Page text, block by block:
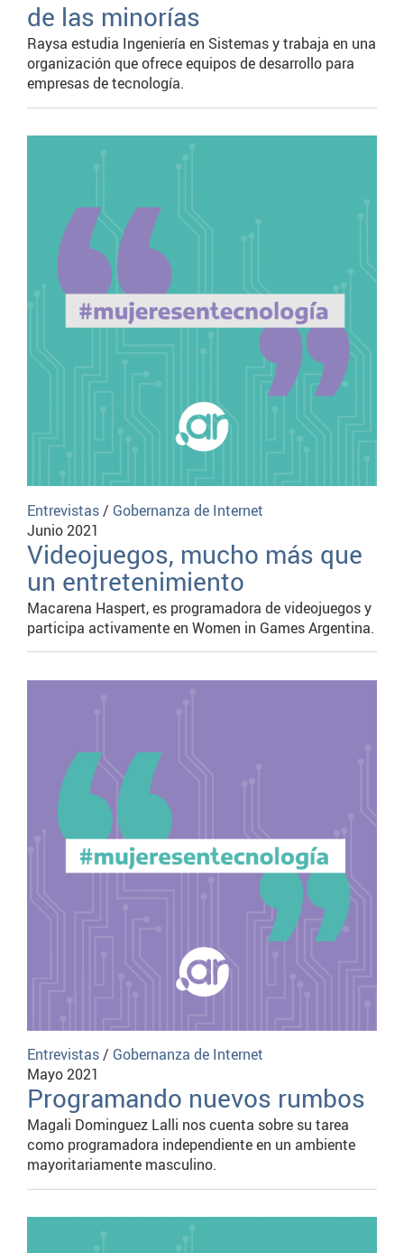
de las minorías
Raysa estudia Ingeniería en Sistemas y trabaja en una
organización que ofrece equipos de desarrollo para
empresas de tecnología.
Entrevistas/ Gobernanza de Internet
Junio 2021
Videojuegos, mucho más que
un entretenimiento
Macarena Haspert, es programadora de videojuegos y
participa activamente en Women in Games Argentina.
Entrevistas/ Gobernanza de Internet
Mayo 2021
Programando nuevos rumbos
Magali Dominguez Lalli nos cuenta sobre su tarea
como programadora independiente en un ambiente
mayoritariamente masculino.